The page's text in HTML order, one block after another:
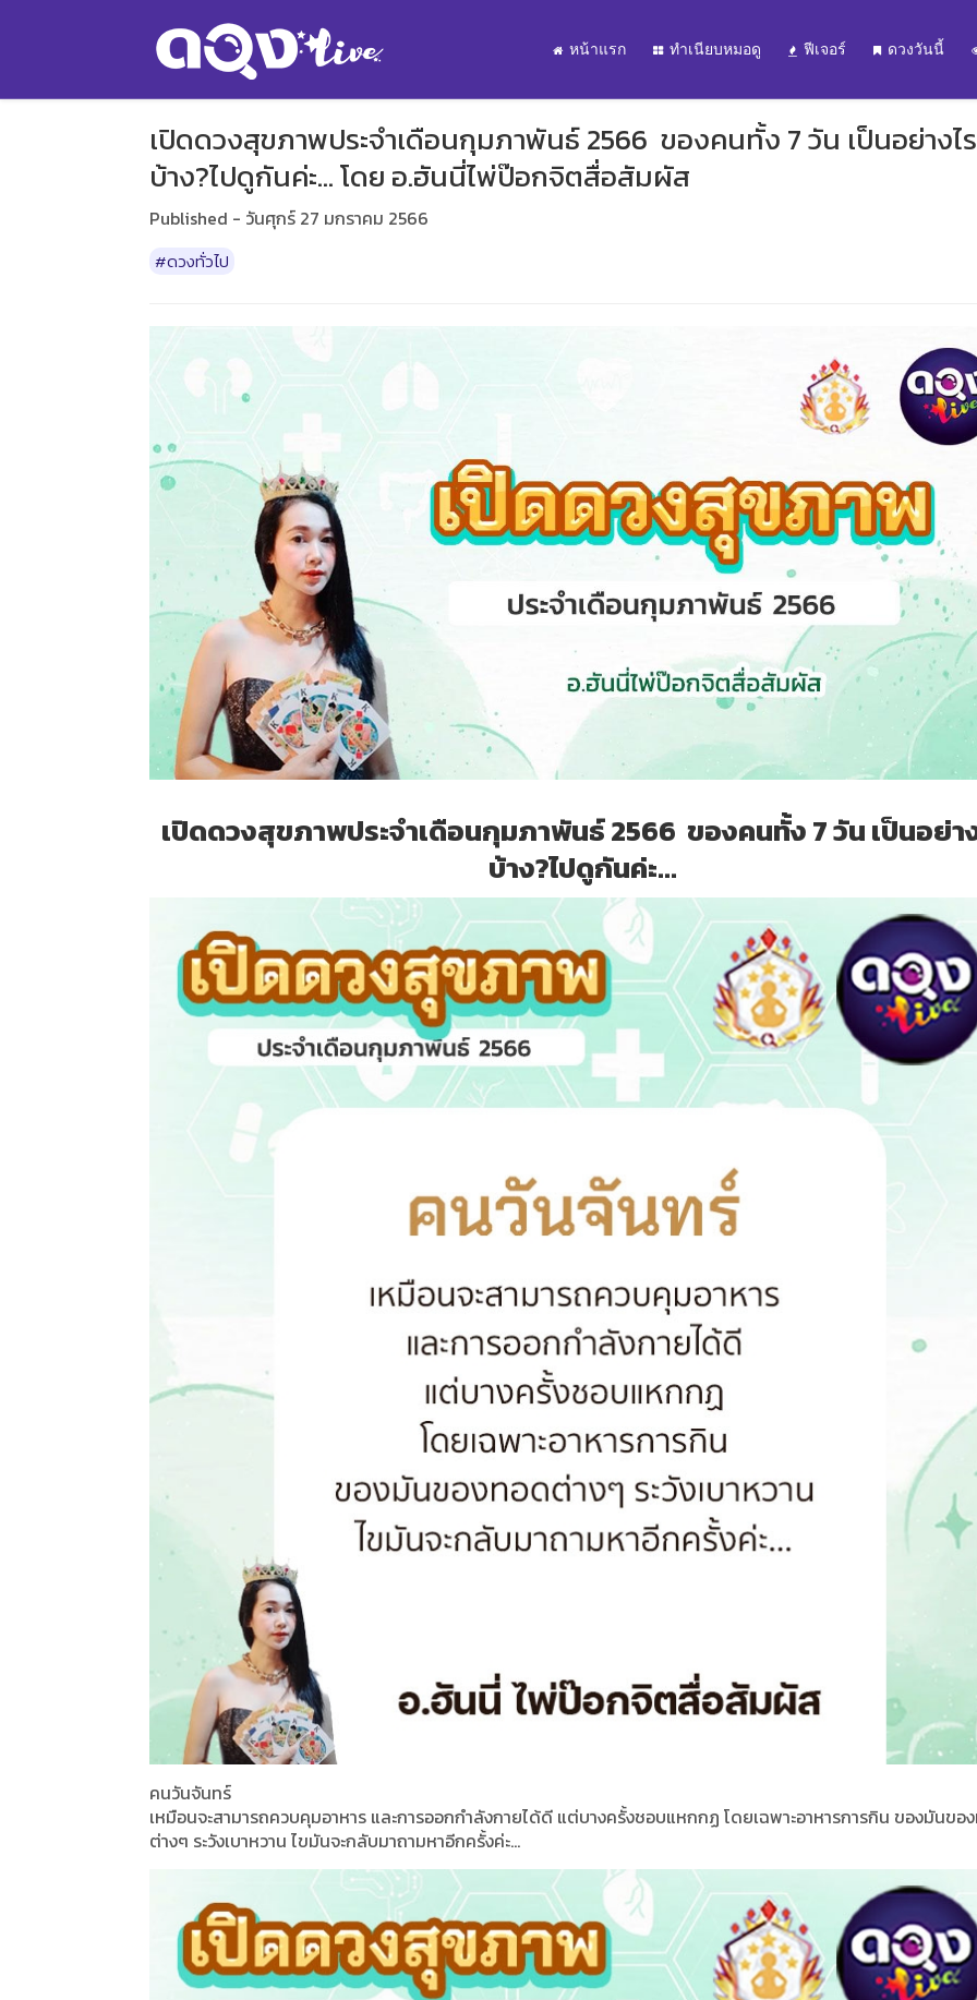
หน้าแรก ทำเนียบหมอดู ฟีเจอร์ ดวงวันนี้
เปิดดวงสุขภาพประจำเดือนกุมภาพันธ์ 2566 ของคนทั้ง 7 วัน เป็นอย่างไร
บ้าง?ไปดูกันค่ะ... โดย อ.ฮันนี่ไพ่ป๊อกจิตสื่อสัมผัส
Published - วันศุกร์ 27 มกราคม 2566
#ดวงทั่วไป
เปิดดวงสุขภาพประจำเดือนกุมภาพันธ์ 2566 ของคนทั้ง 7 วัน เป็นอย่า
บ้าง?ไปดูกันค่ะ...
คนวันจันทร์
เหมือนจะสามารถควบคุมอาหาร และการออกกำลังกายได้ดี แต่บางครั้งชอบแหกกฏ โดยเฉพาะอาหารการกิน ของมันขอ
ต่างๆ ระวังเบาหวาน ไขมันจะกลับมาถามหาอีกครั้งค่ะ...